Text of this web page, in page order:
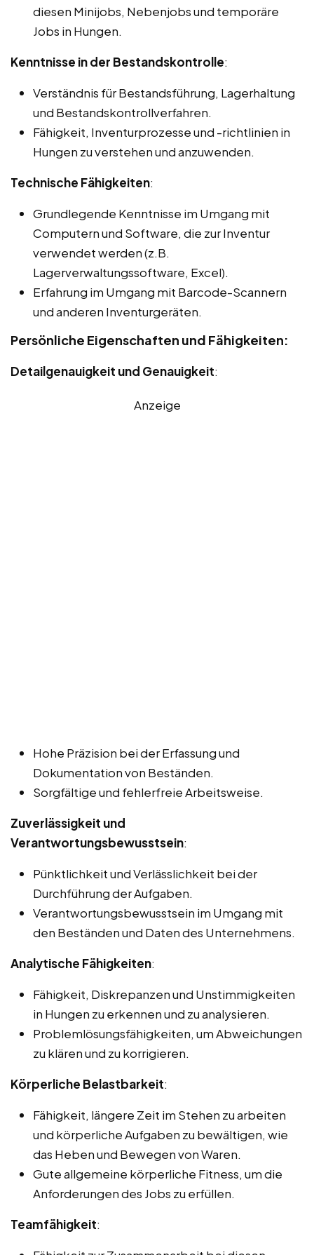
diesen Minijobs, Nebenjobs und temporäre
Jobs in Hungen.
Kenntnisse in der Bestandskontrolle:
Verständnis für Bestandsführung, Lagerhaltung
und Bestandskontrollverfahren.
Fähigkeit, Inventurprozesse und -richtlinien in
Hungen zu verstehen und anzuwenden.
Technische Fähigkeiten:
Grundlegende Kenntnisse im Umgang mit
Computern und Software, die zur Inventur
verwendet werden (z.B.
Lagerverwaltungssoftware, Excel).
Erfahrung im Umgang mit Barcode-Scannern
und anderen Inventurgeräten.
Persönliche Eigenschaften und Fähigkeiten:
Detailgenauigkeit und Genauigkeit:
Anzeige
Hohe Präzision bei der Erfassung und
Dokumentation von Beständen.
Sorgfältige und fehlerfreie Arbeitsweise.
Zuverlässigkeit und
Verantwortungsbewusstsein:
Pünktlichkeit und Verlässlichkeit bei der
Durchführung der Aufgaben.
Verantwortungsbewusstsein im Umgang mit
den Beständen und Daten des Unternehmens.
Analytische Fähigkeiten:
Fähigkeit, Diskrepanzen und Unstimmigkeiten
in Hungen zu erkennen und zu analysieren.
Problemlösungsfähigkeiten, um Abweichungen
zu klären und zu korrigieren.
Körperliche Belastbarkeit:
Fähigkeit, längere Zeit im Stehen zu arbeiten
und körperliche Aufgaben zu bewältigen, wie
das Heben und Bewegen von Waren.
Gute allgemeine körperliche Fitness, um die
Anforderungen des Jobs zu erfüllen.
Teamfähigkeit: